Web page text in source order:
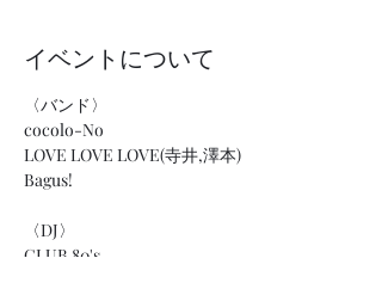
イベントについて
〈バンド〉
cocolo-No
LOVE LOVE LOVE(寺井,澤本)
Bagus!
〈DJ〉
CLUB 80's